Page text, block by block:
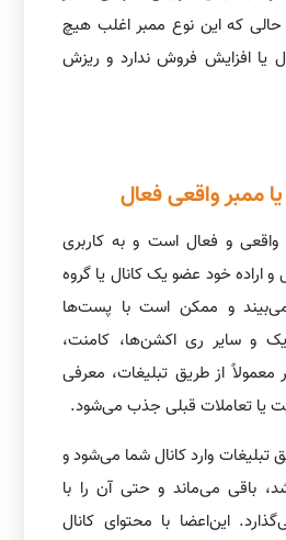
که این نوع ممبر اغلب هیچ
یا افزایش فروش ندارد و ریزش
واقعی و فعال است و به کاربری
اراده خود عضو یک کانال یا گروه
و ممکن است با پست‌ها
و سایر ری اکشن‌ها، کامنت،
معمولاً از طریق تبلیغات، معرفی
یا تعاملات قبلی جذب می‌شود.
تبلیغات وارد کانال شما می‌شود و
باقی می‌ماند و حتی آن را با
این‌اعضا با محتوای کانال